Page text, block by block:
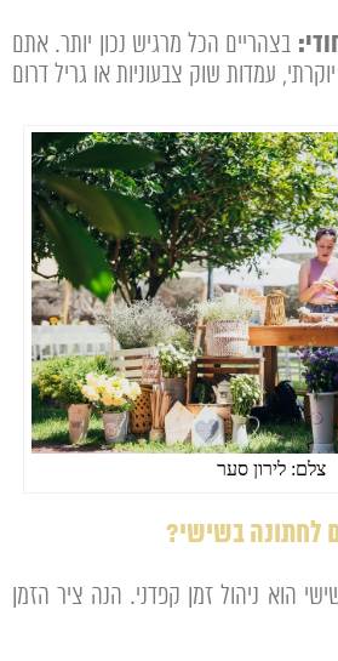
בצהריים הכל מרגיש נכון יותר. אתם
עמדות שוק צבעוניות או גריל דרום
צלם: לירון סער
לחתונה בשישי?
הוא ניהול זמן קפדני. הנה ציר הזמן